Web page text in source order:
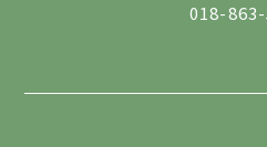
018-